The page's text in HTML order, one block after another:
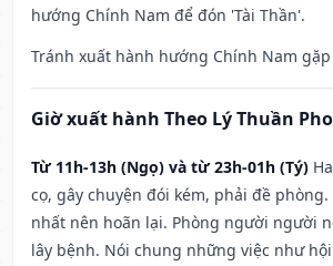
hướng Chính Nam để đón 'Tài Thần'.
Tránh xuất hành hướng Chính Nam gặp
Giờ xuất hành Theo Lý Thuần
Từ 11h-13h (Ngọ) và từ 23h-01h (Tý)
cọ, gây chuyện đói kém, phải đề
nhất nên hoãn lại. Phòng người người
lây bệnh. Nói chung những việc như